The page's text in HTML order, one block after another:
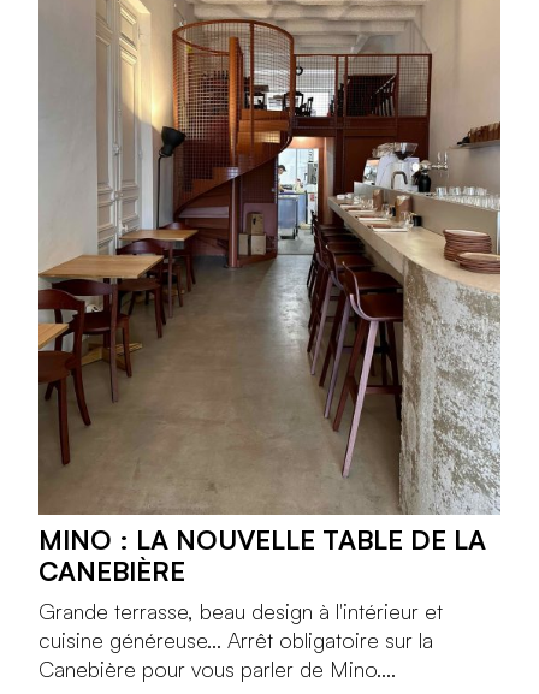
MINO : LA NOUVELLE TABLE DE LA
CANEBIÈRE
Grande terrasse, beau design à l'intérieur et
cuisine généreuse... Arrêt obligatoire sur la
Canebière pour vous parler de Mino....